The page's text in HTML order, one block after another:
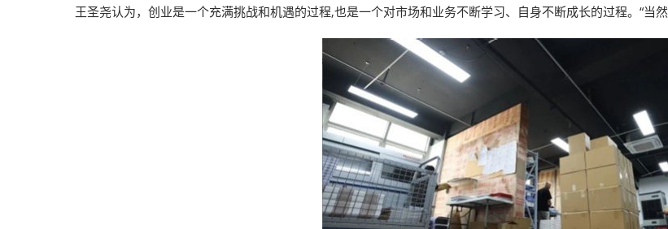
王圣尧认为，创业是一个充满挑战和机遇的过程,也是一个对市场和业务不断学习、自身不断成长的过程。“当